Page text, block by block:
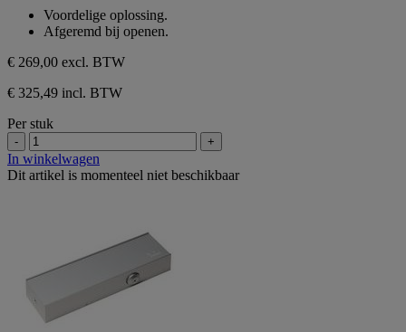
sterren.
Voordelige oplossing.
Afgeremd bij openen.
€ 269,00 excl. BTW
€ 325,49 incl. BTW
Per stuk
- +
In winkelwagen
Dit artikel is momenteel niet beschikbaar